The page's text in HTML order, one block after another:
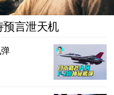
预言泄天机